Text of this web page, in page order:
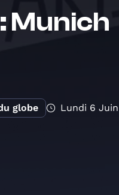
Munich
globe Lundi 6